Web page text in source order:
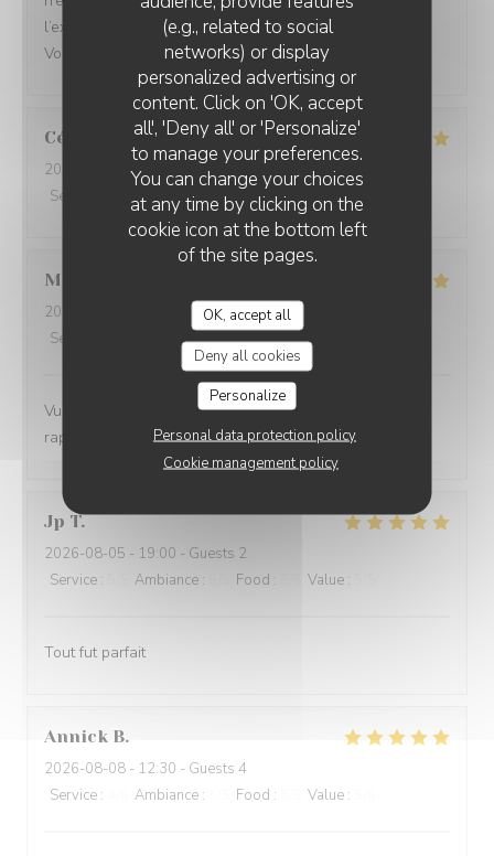
(e.g., related to social
networks) or display
personalized advertising or
content. Click on 'OK, accept
all', 'Deny all' or 'Personalize'
to manage your preferences.
You can change your choices
at any time by clicking on the
cookie icon at the bottom left
of the site pages.
OK, accept all
Deny all cookies
Personalize
Personal data protection policy
Cookie management policy
l’expérience et le beurre blanc etait parfait.Donc bravo.
Vous nous reverrez.
Céline
2026-08-08
- 19:30 - Guests 6
Service
Ambiance: 4 /5 Food:4/5 Value: 4
MURIEL
2026-08-05
- 20:15 - Guests 4
Service
Ambiance:5/5 Food:5/5 Value
Vue magnifique, assiette originale et délicieuse, bon
rapport qualité prix
Jp T
2026-08-05 - 19:00 - Guests 2
Service : Ambiance : Food : Value :
Tout fut parfait
Annick B
2026-08-08 - 12:30 - Guests 4
Service : Ambiance : Food : Value :